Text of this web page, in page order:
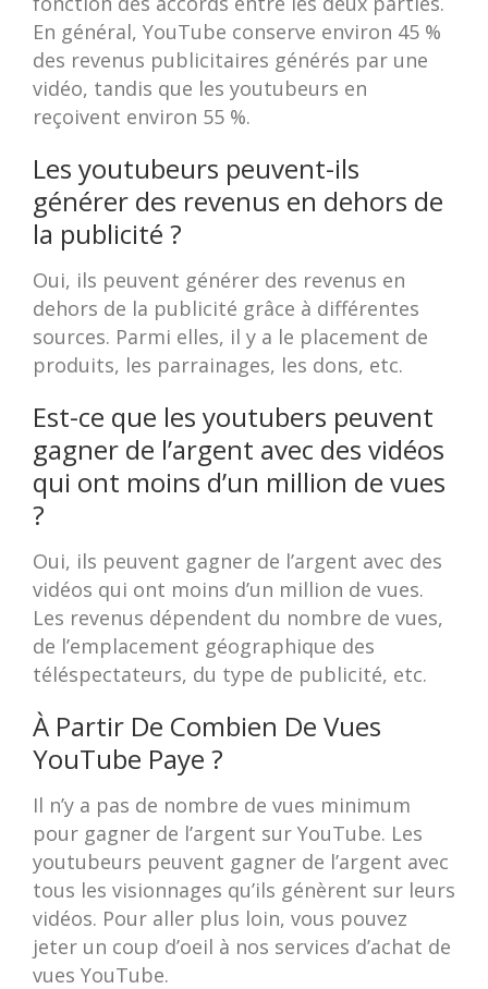
En général, YouTube conserve environ 45 %
des revenus publicitaires générés par une
vidéo, tandis que les youtubeurs en
reçoivent environ 55 %.
Les youtubeurs peuvent-ils
générer des revenus en dehors de
la publicité ?
Oui, ils peuvent générer des revenus en
dehors de la publicité grâce à différentes
sources. Parmi elles, il y a le placement de
produits, les parrainages, les dons, etc.
Est-ce que les youtubers peuvent
gagner de l’argent avec des vidéos
qui ont moins d’un million de vues
?
Oui, ils peuvent gagner de l’argent avec des
vidéos qui ont moins d’un million de vues.
Les revenus dépendent du nombre de vues,
de l’emplacement géographique des
téléspectateurs, du type de publicité, etc.
À Partir De Combien De Vues
YouTube Paye ?
Il n’y a pas de nombre de vues minimum
pour gagner de l’argent sur YouTube. Les
youtubeurs peuvent gagner de l’argent avec
tous les visionnages qu’ils génèrent sur leurs
vidéos. Pour aller plus loin, vous pouvez
jeter un coup d’oeil à nos services d’achat de
vues YouTube.